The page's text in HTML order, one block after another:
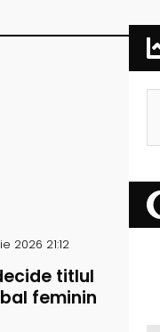
2026 21:12
titlul
feminin